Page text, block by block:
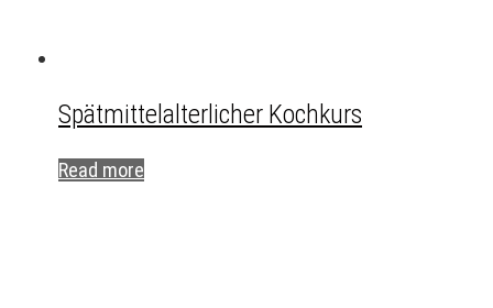
Spätmittelalterlicher Kochkurs
Read more